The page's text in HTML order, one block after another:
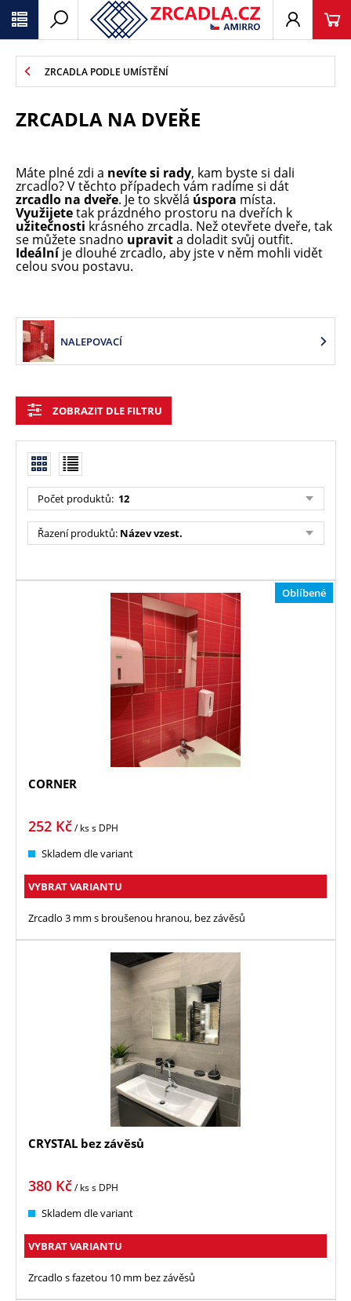
ZRCADLA PODLE UMÍSTĚNÍ
ZRCADLA NA DVEŘE
Máte plné zdi a nevíte si rady, kam byste si dali
zrcadlo? V těchto případech vám radíme si dát
zrcadlo na dveře. Je to skvělá úspora místa.
Využijetetak prázdného prostoru na dveřích k
užitečnosti krásného zrcadla. Než otevřete dveře, tak
se můžete snadno upravita doladit svůj outfit.
Ideálníje dlouhé zrcadlo, aby jste v něm mohli vidět
celou svou postavu.
NALEPOVACÍ
ZOBRAZIT DLE FILTRU
Počet produktů: 12
Řazení produktů: Název vzest.
Oblíbené
CORNER
252 Kč/ kss DPH
Skladem dle variant
VYBRAT VARIANTU
Zrcadlo 3 mm s broušenou hranou, bez závěsů
CRYSTAL bez závěsů
380 Kč/ kss DPH
Skladem dle variant
VYBRAT VARIANTU
Zrcadlo s fazetou 10 mm bez závěsů